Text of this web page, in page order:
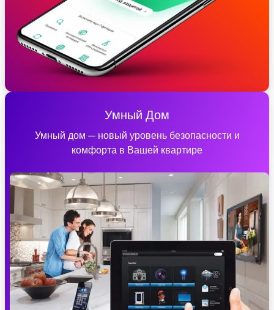
Умный Дом
Умный дом — новый уровень безопасности и
комфорта в Вашей квартире